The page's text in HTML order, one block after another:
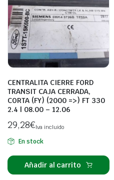
CENTRALITA CIERRE FORD
TRANSIT CAJA CERRADA,
CORTA (FY) (2000 =>) FT 330
2.4 | 08.00 – 12.06
29,28€Iva incluido
En stock
Añadir al carrito